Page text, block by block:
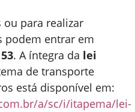
ou para realizar
podem entrar em
. A íntegra da lei
de transporte
está disponível em:
a/sc/i/itapema/lei-